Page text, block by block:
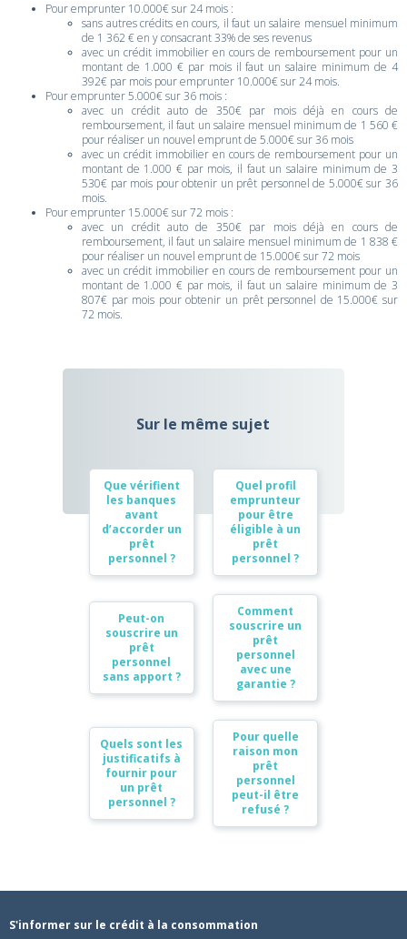
Pour emprunter 10.000€ sur 24 mois :
sans autres crédits en cours, il faut un salaire mensuel minimum
de 1 362 € en y consacrant 33% de ses revenus
avec un crédit immobilier en cours de remboursement pour un
montant de 1.000 € par mois il faut un salaire minimum de 4
392€ par mois pour emprunter 10.000€ sur 24 mois.
Pour emprunter 5.000€ sur 36 mois :
avec un crédit auto de 350€ par mois déjà en cours de
remboursement, il faut un salaire mensuel minimum de 1 560 €
pour réaliser un nouvel emprunt de 5.000€ sur 36 mois
avec un crédit immobilier en cours de remboursement pour un
montant de 1.000 € par mois, il faut un salaire minimum de 3
530€ par mois pour obtenir un prêt personnel de 5.000€ sur 36
mois.
Pour emprunter 15.000€ sur 72 mois :
avec un crédit auto de 350€ par mois déjà en cours de
remboursement, il faut un salaire mensuel minimum de 1 838 €
pour réaliser un nouvel emprunt de 15.000€ sur 72 mois
avec un crédit immobilier en cours de remboursement pour un
montant de 1.000 € par mois, il faut un salaire minimum de 3
807€ par mois pour obtenir un prêt personnel de 15.000€ sur
72 mois.
Sur le même sujet
Que vérifient
les banques
avant
d’accorder un
prêt
personnel ?
Quel profil
emprunteur
pour être
éligible à un
prêt
personnel ?
Peut-on
souscrire un
prêt
personnel
sans apport ?
Comment
souscrire un
prêt
personnel
avec une
garantie ?
Quels sont les
justificatifs à
fournir pour
un prêt
personnel ?
Pour quelle
raison mon
prêt
personnel
peut-il être
refusé ?
S'informer sur le crédit à la consommation